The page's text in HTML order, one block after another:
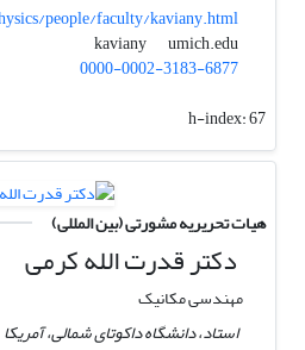
people/faculty/kaviany.html
kaviany
umich.edu
0000-0002-3183-6877
h-index:67
هیات تحریریه مشورتی (بین المللی)
دکتر قدرت الله کرمی
مهندسی مکانیک
استاد، دانشگاه داکوتای شمالی، آمریکا